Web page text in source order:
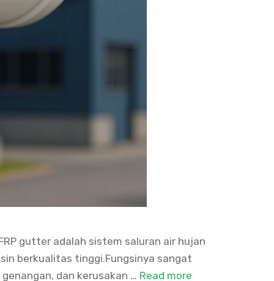
gutter adalah sistem saluran air hujan
berkualitas tinggi.Fungsinya sangat
dan kerusakan … Read more